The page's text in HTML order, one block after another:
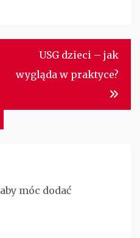
USG dzieci – jak
wygląda w praktyce?
móc dodać